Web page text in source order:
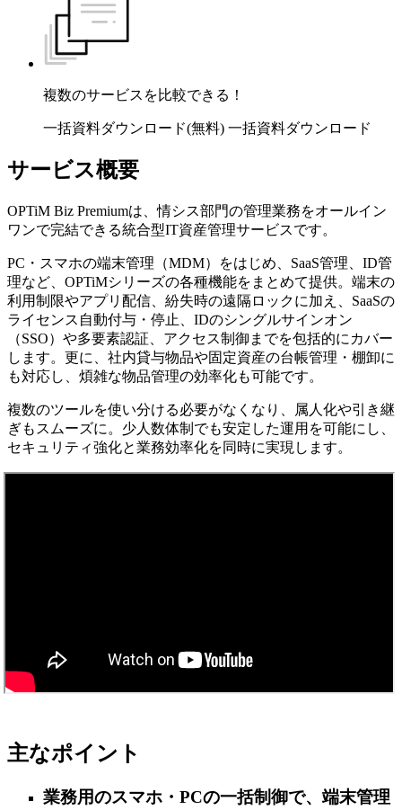
複数のサービスを比較できる！
一括資料ダウンロード(無料) 一括資料ダウンロード
サービス概要
OPTiM Biz Premiumは、情シス部門の管理業務をオールイン
ワンで完結できる統合型IT資産管理サービスです。
PC・スマホの端末管理（MDM）をはじめ、SaaS管理、ID管
理など、OPTiMシリーズの各種機能をまとめて提供。端末の
利用制限やアプリ配信、紛失時の遠隔ロックに加え、SaaSの
ライセンス自動付与・停止、IDのシングルサインオン
（SSO）や多要素認証、アクセス制御までを包括的にカバー
します。更に、社内貸与物品や固定資産の台帳管理・棚卸に
も対応し、煩雑な物品管理の効率化も可能です。
複数のツールを使い分ける必要がなくなり、属人化や引き継
ぎもスムーズに。少人数体制でも安定した運用を可能にし、
セキュリティ強化と業務効率化を同時に実現します。
主なポイント
業務用のスマホ・PCの一括制御で、端末管理